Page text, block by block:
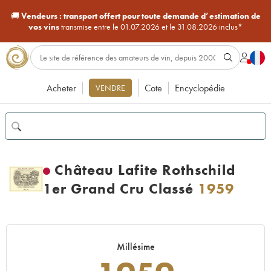
🚚Vendeurs : transport offert pour toute demande d’estimation de
vos vinstransmise entre le 01.07.2026 et le 31.08.2026 inclus*
Acheter VENDRE Cote Encyclopédie
Château Lafite Rothschild
1er Grand Cru Classé 1959
Millésime